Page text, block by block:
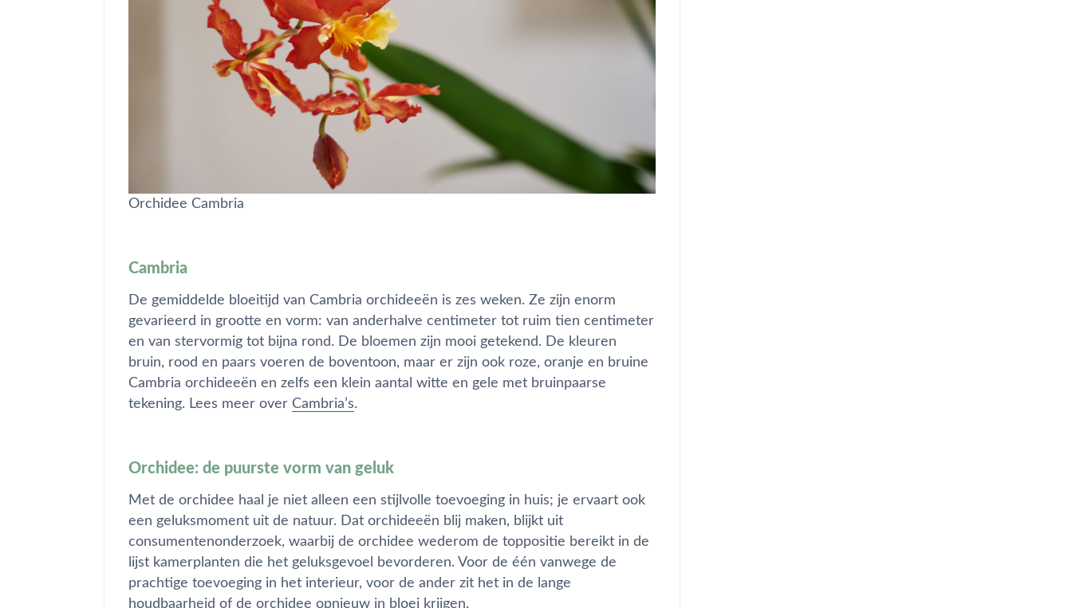
Orchidee Cambria
Cambria
De gemiddelde bloeitijd van Cambria orchideeën is zes weken. Ze zijn enorm
gevarieerd in grootte en vorm: van anderhalve centimeter tot ruim tien centimeter
en van stervormig tot bijna rond. De bloemen zijn mooi getekend. De kleuren
bruin, rood en paars voeren de boventoon, maar er zijn ook roze, oranje en bruine
Cambria orchideeën en zelfs een klein aantal witte en gele met bruinpaarse
tekening. Lees meer over Cambria’s.
Orchidee: de puurste vorm van geluk
Met de orchidee haal je niet alleen een stijlvolle toevoeging in huis; je ervaart ook
een geluksmoment uit de natuur. Dat orchideeën blij maken, blijkt uit
consumentenonderzoek, waarbij de orchidee wederom de toppositie bereikt in de
lijst kamerplanten die het geluksgevoel bevorderen. Voor de één vanwege de
prachtige toevoeging in het interieur, voor de ander zit het in de lange
houdbaarheid of de orchidee opnieuw in bloei krijgen.